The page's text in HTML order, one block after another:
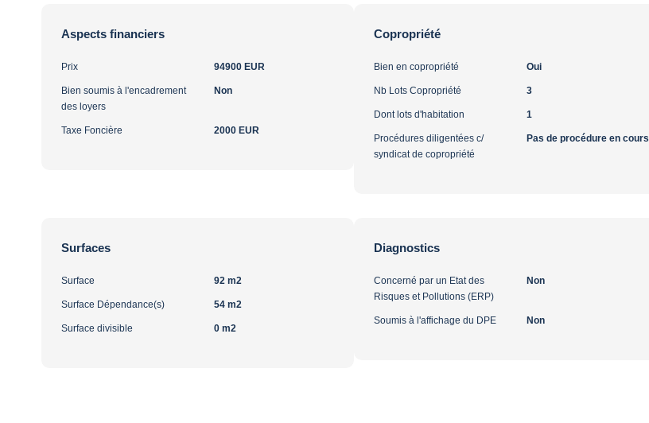
Aspects financiers
Prix 94900 EUR
Bien soumis à l'encadrement
des loyers
Non
Taxe Foncière 2000 EUR
Copropriété
Bien en copropriété Oui
Nb Lots Copropriété 3
Dont lots d'habitation 1
Procédures diligentées c/
syndicat de copropriété
Pas de procédure en cours
Surfaces
Surface 92 m2
Surface Dépendance(s) 54 m2
Surface divisible 0 m2
Diagnostics
Concerné par un Etat des
Risques et Pollutions (ERP)
Non
Soumis à l'affichage du DPE Non